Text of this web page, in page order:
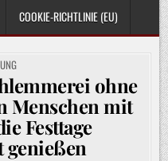
COOKIE-RICHTLINIE (EU)
ohne
Menschen mit
Festtage
genießen